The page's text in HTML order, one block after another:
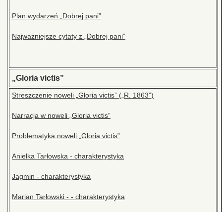
Plan wydarzeń „Dobrej pani”
Najważniejsze cytaty z „Dobrej pani”
„Gloria victis”
Streszczenie noweli „Gloria victis” („R. 1863”)
Narracja w noweli „Gloria victis”
Problematyka noweli „Gloria victis”
Anielka Tarłowska - charakterystyka
Jagmin - charakterystyka
Marian Tarłowski - - charakterystyka